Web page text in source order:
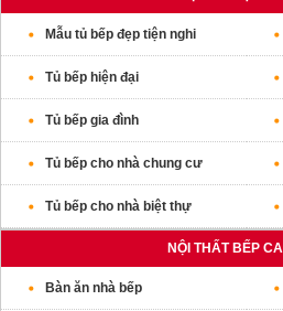
Mẫu tủ bếp đẹp tiện nghi
Tủ bếp hiện đại
Tủ bếp gia đình
Tủ bếp cho nhà chung cư
Tủ bếp cho nhà biệt thự
NỘI THẤT BẾP
Bàn ăn nhà bếp